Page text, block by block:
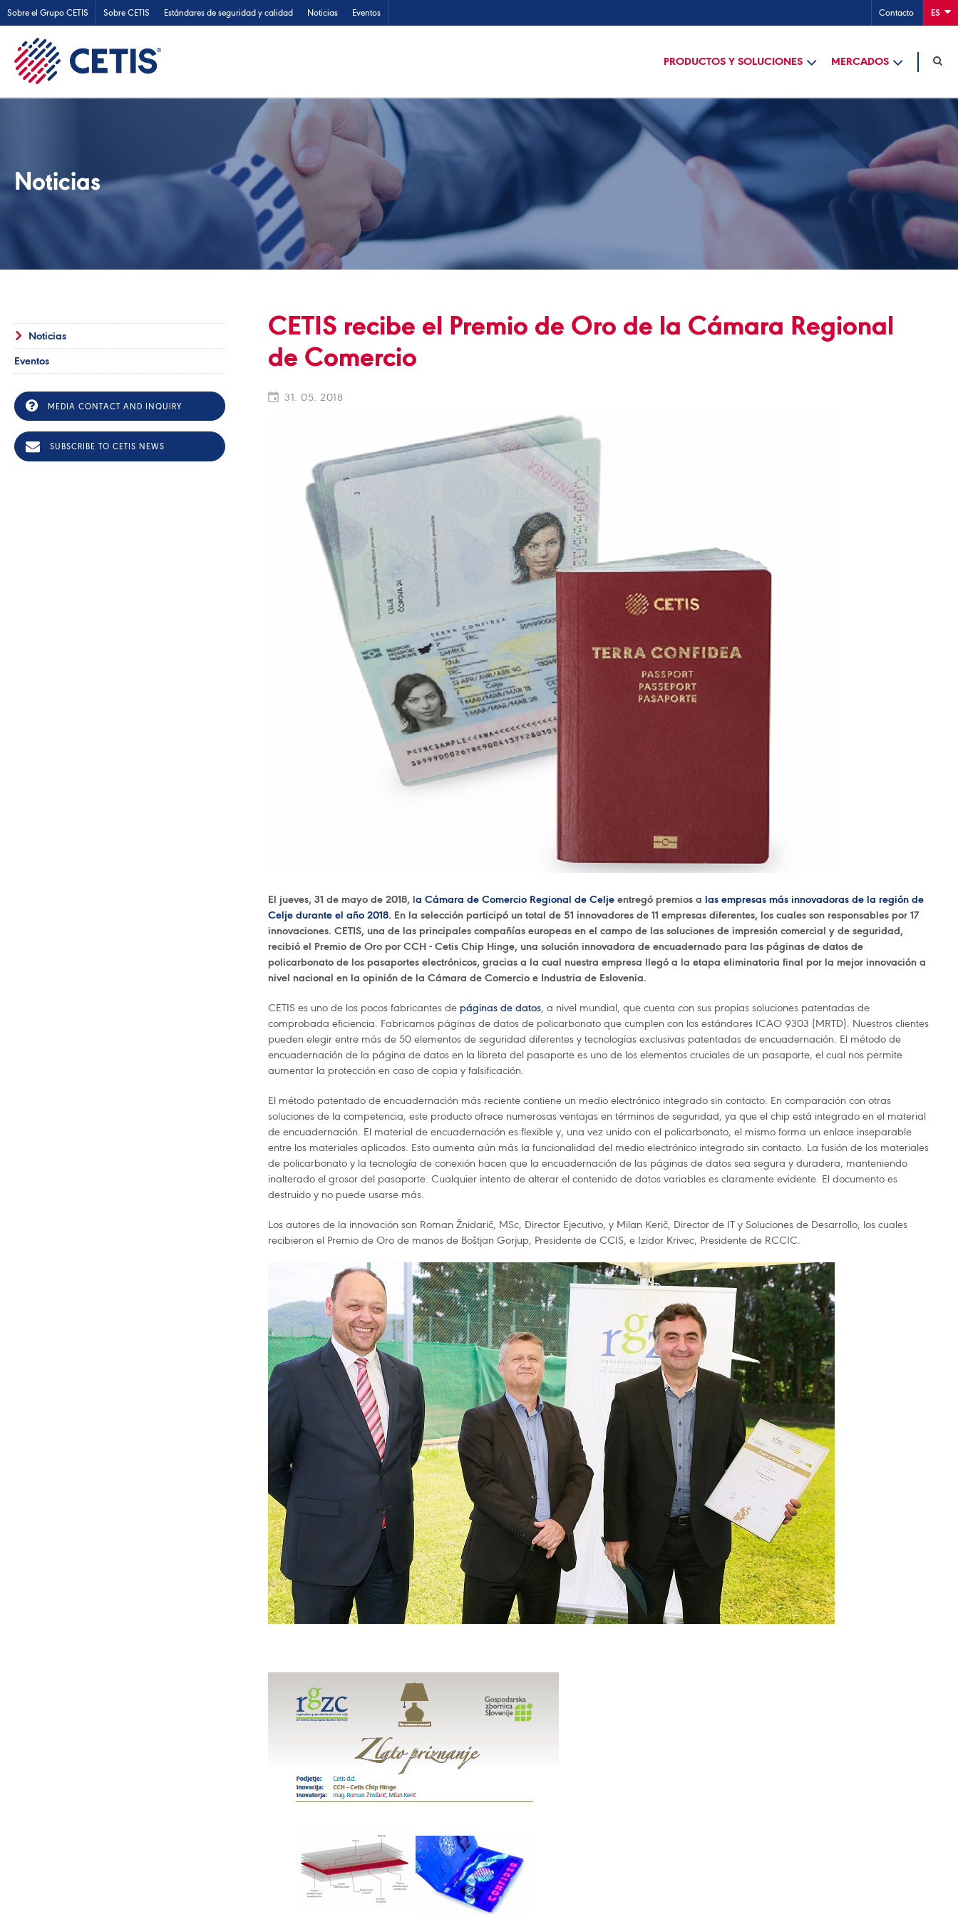
Sobre el Grupo CETIS Sobre CETIS Estándares de seguridad y calidad Noticias Eventos Contacto ES
PRODUCTOS Y SOLUCIONES MERCADOS
Noticias
Noticias
Eventos
MEDIA CONTACT AND INQUIRY
SUBSCRIBE TO CETIS NEWS
CETIS recibe el Premio de Oro de la Cámara Regional
de Comercio
31. 05. 2018
El jueves, 31 de mayo de 2018, la Cámara de Comercio Regional de Celje entregó premios a las empresas más innovadoras de la región de
Celje durante el año 2018. En la selección participó un total de 51 innovadores de 11 empresas diferentes, los cuales son responsables por 17
innovaciones. CETIS, una de las principales compañías europeas en el campo de las soluciones de impresión comercial y de seguridad,
recibió el Premio de Oro por CCH - Cetis Chip Hinge, una solución innovadora de encuadernado para las páginas de datos de
policarbonato de los pasaportes electrónicos, gracias a la cual nuestra empresa llegó a la etapa eliminatoria final por la mejor innovación a
nivel nacional en la opinión de la Cámara de Comercio e Industria de Eslovenia.
CETIS es uno de los pocos fabricantes de páginas de datos, a nivel mundial, que cuenta con sus propias soluciones patentadas de
comprobada eficiencia. Fabricamos páginas de datos de policarbonato que cumplen con los estándares ICAO 9303 (MRTD). Nuestros clientes
pueden elegir entre más de 50 elementos de seguridad diferentes y tecnologías exclusivas patentadas de encuadernación. El método de
encuadernación de la página de datos en la libreta del pasaporte es uno de los elementos cruciales de un pasaporte, el cual nos permite
aumentar la protección en caso de copia y falsificación.
El método patentado de encuadernación más reciente contiene un medio electrónico integrado sin contacto. En comparación con otras
soluciones de la competencia, este producto ofrece numerosas ventajas en términos de seguridad, ya que el chip está integrado en el material
de encuadernación. El material de encuadernación es flexible y, una vez unido con el policarbonato, el mismo forma un enlace inseparable
entre los materiales aplicados. Esto aumenta aún más la funcionalidad del medio electrónico integrado sin contacto. La fusión de los materiales
de policarbonato y la tecnología de conexión hacen que la encuadernación de las páginas de datos sea segura y duradera, manteniendo
inalterado el grosor del pasaporte. Cualquier intento de alterar el contenido de datos variables es claramente evidente. El documento es
destruido y no puede usarse más.
Los autores de la innovación son Roman Žnidarič, MSc, Director Ejecutivo, y Milan Kerič, Director de IT y Soluciones de Desarrollo, los cuales
recibieron el Premio de Oro de manos de Boštjan Gorjup, Presidente de CCIS, e Izidor Krivec, Presidente de RCCIC.